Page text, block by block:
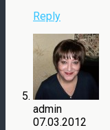
Reply
admin
07.03.2012